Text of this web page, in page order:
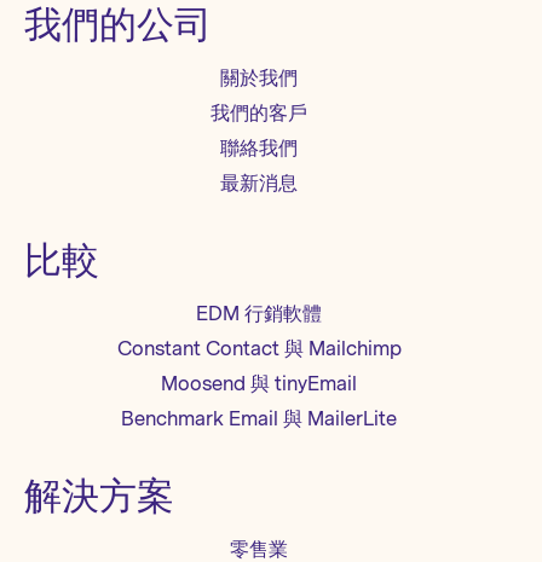
我們的公司
關於我們
我們的客戶
聯絡我們
最新消息
比較
EDM 行銷軟體
Constant Contact 與 Mailchimp
Moosend 與 tinyEmail
Benchmark Email 與 MailerLite
解決方案
零售業